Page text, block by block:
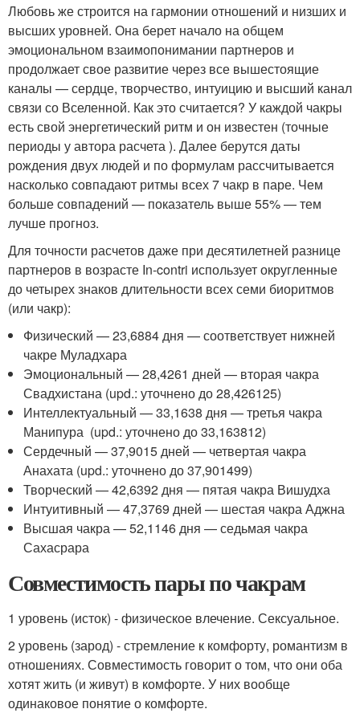
Любовь же строится на гармонии отношений и низших и
высших уровней. Она берет начало на общем
эмоциональном взаимопонимании партнеров и
продолжает свое развитие через все вышестоящие
каналы — сердце, творчество, интуицию и высший канал
связи со Вселенной. Как это считается? У каждой чакры
есть свой энергетический ритм и он известен (точные
периоды у автора расчета ). Далее берутся даты
рождения двух людей и по формулам рассчитывается
насколько совпадают ритмы всех 7 чакр в паре. Чем
больше совпадений — показатель выше 55% — тем
лучше прогноз.
Для точности расчетов даже при десятилетней разнице
партнеров в возрасте In-contri использует округленные
до четырех знаков длительности всех семи биоритмов
(или чакр):
Физический — 23,6884 дня — соответствует нижней
чакре Муладхара
Эмоциональный — 28,4261 дней — вторая чакра
Свадхистана (upd.: уточнено до 28,426125)
Интеллектуальный — 33,1638 дня — третья чакра
Манипура (upd.: уточнено до 33,163812)
Сердечный — 37,9015 дней — четвертая чакра
Анахата (upd.: уточнено до 37,901499)
Творческий — 42,6392 дня — пятая чакра Вишудха
Интуитивный — 47,3769 дней — шестая чакра Аджна
Высшая чакра — 52,1146 дня — седьмая чакра
Сахасрара
Совместимость пары по чакрам
1 уровень (исток) - физическое влечение. Сексуальное.
2 уровень (зарод) - стремление к комфорту, романтизм в
отношениях. Совместимость говорит о том, что они оба
хотят жить (и живут) в комфорте. У них вообще
одинаковое понятие о комфорте.